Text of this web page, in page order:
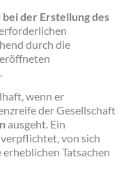
der Erstellung des
durch die
wenn er
der Gesellschaft
ausgeht. Ein
von sich
Tatsachen